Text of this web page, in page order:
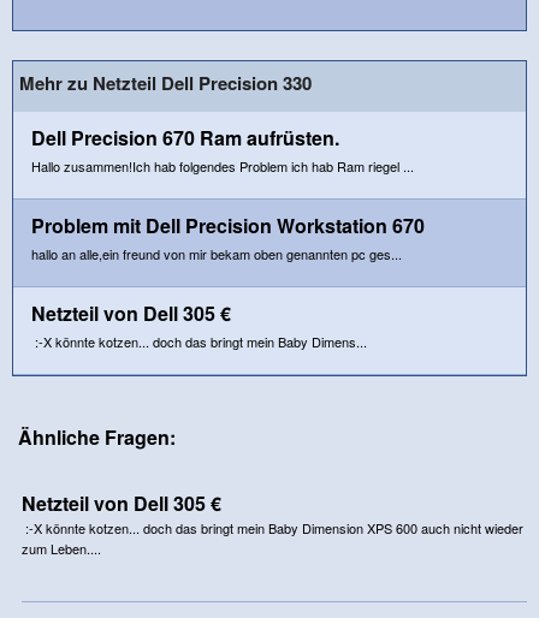
Mehr zu Netzteil Dell Precision 330
Dell Precision 670 Ram aufrüsten.
Hallo zusammen!Ich hab folgendes Problem ich hab Ram riegel ...
Problem mit Dell Precision Workstation 670
hallo an alle,ein freund von mir bekam oben genannten pc ges...
Netzteil von Dell 305 €
:-X könnte kotzen... doch das bringt mein Baby Dimens...
Ähnliche Fragen:
Netzteil von Dell 305 €
:-X könnte kotzen... doch das bringt mein Baby Dimension XPS 600 auch nicht wieder
zum Leben....